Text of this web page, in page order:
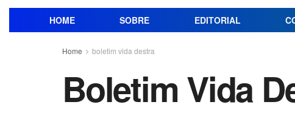
HOME SOBRE EDITORIAL
Home boletim vida destra
Boletim Vida